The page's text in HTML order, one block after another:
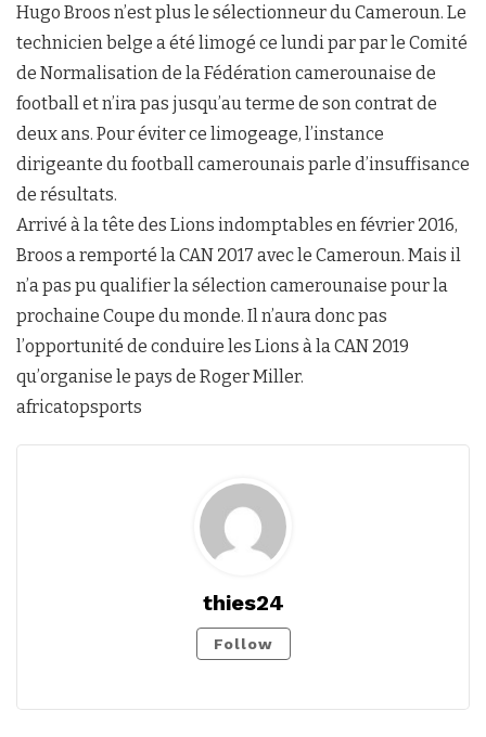
Hugo Broos n’est plus le sélectionneur du Cameroun. Le
technicien belge a été limogé ce lundi par par le Comité
de Normalisation de la Fédération camerounaise de
football et n’ira pas jusqu’au terme de son contrat de
deux ans. Pour éviter ce limogeage, l’instance
dirigeante du football camerounais parle d’insuffisance
de résultats.
Arrivé à la tête des Lions indomptables en février 2016,
Broos a remporté la CAN 2017 avec le Cameroun. Mais il
n’a pas pu qualifier la sélection camerounaise pour la
prochaine Coupe du monde. Il n’aura donc pas
l’opportunité de conduire les Lions à la CAN 2019
qu’organise le pays de Roger Miller.
africatopsports
thies24
Follow